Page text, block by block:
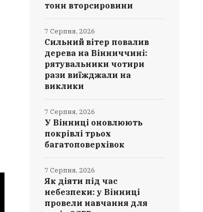
тонн вторсировини
Сильний вітер повалив
дерева на Вінниччині:
рятувальники чотири
рази виїжджали на
виклики
7 Серпня, 2026
У Вінниці оновлюють
покрівлі трьох
багатоповерхівок
7 Серпня, 2026
Як діяти під час
небезпеки: у Вінниці
провели навчання для
7 Серпня, 2026